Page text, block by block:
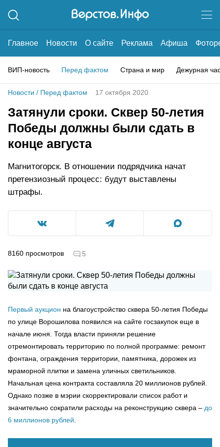
Главное Новости О сайте Реклама Афиша
ВИП-новость Перед фактом Страна и мир Дежурная
Новости / Перед фактом 17 октября 2020
Затянули сроки. Сквер 50-летия
Победы должны были сдать в
конце августа
Магнитогорск. В отношении подрядчика начат
претензиозный процесс: будут выставлены
штрафы.
8160 просмотров 5
Первый аукцион на благоустройство сквера 50-летия Победы
по улице Ворошилова появился на сайте госзакупок еще в
начале июня. Тогда власти приняли решение
отремонтировать территорию по полной программе: ремонт
фонтана, ограждения территории, памятника, дорожек из
мраморной плитки и замена уличных светильников.
Начальная цена контракта составляла 20 миллионов рублей.
Однако позже в мэрии скорректировали список работ и
значительно сократили расходы на реконструкцию сквера – до
6 миллионов рублей